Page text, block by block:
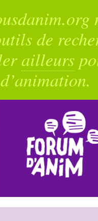
de
ailleurs